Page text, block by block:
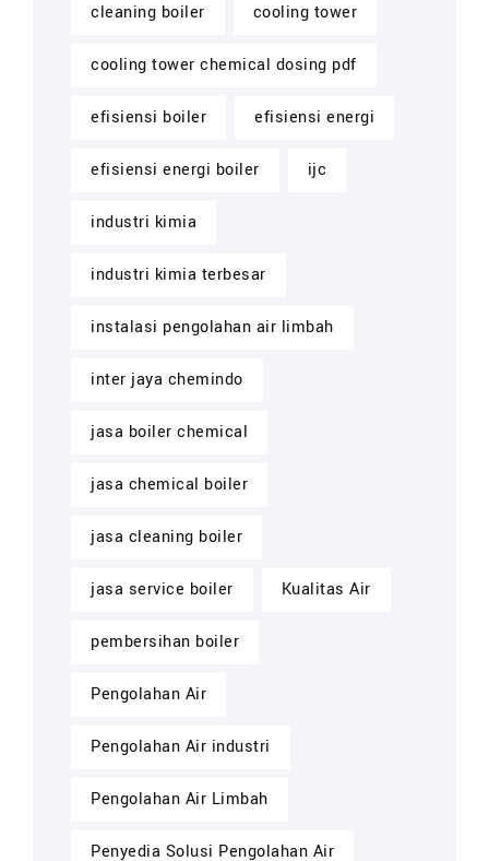
cleaning boiler cooling tower
cooling tower chemical dosing pdf
efisiensi boiler efisiensi energi
efisiensi energi boiler ijc
industri kimia
industri kimia terbesar
instalasi pengolahan air limbah
inter jaya chemindo
jasa boiler chemical
jasa chemical boiler
jasa cleaning boiler
jasa service boiler Kualitas Air
pembersihan boiler
Pengolahan Air
Pengolahan Air industri
Pengolahan Air Limbah
Penyedia Solusi Pengolahan Air